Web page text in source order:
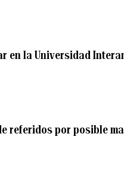
en la Universidad
referidos por posible